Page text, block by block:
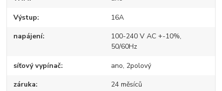
Výstup 16A
napájení
100-240 V AC +-10%,
50/60Hz
síťový vypínač ano, 2polový
záruka 24 měsíců